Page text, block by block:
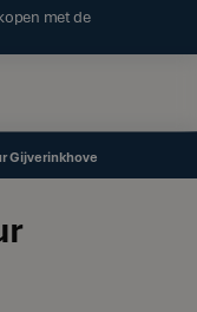
met de
Gijverinkhove